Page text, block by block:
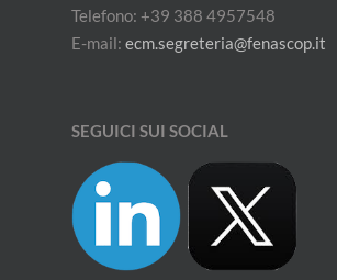
Telefono: +39 388 4957548
E-mail: ecm.segreteria@fenascop.it
SEGUICI SUI SOCIAL